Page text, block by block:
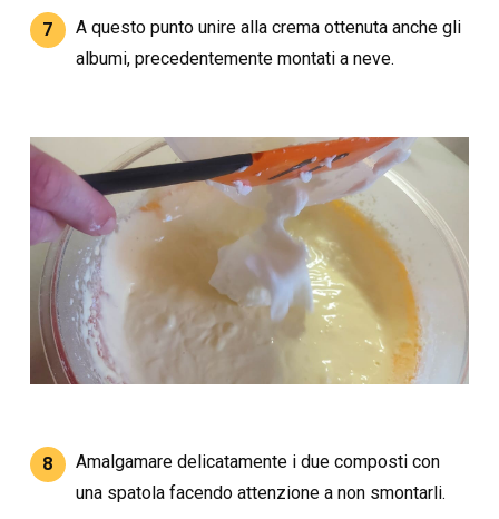
7
A questo punto unire alla crema ottenuta anche gli
albumi, precedentemente montati a neve.
8
Amalgamare delicatamente i due composti con
una spatola facendo attenzione a non smontarli.